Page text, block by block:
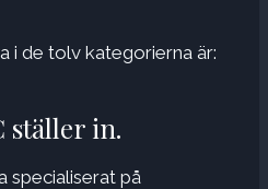
i de tolv kategorierna är:
ställer in.
specialiserat på